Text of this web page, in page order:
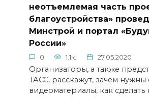
неотъемлемая часть
благоустройства»
Минстрой и портал
России»
0 1.1к. 27.05.2020
Организаторы, а также
ТАСС, расскажут, зачем нужны
видеоматериалы, как сделать